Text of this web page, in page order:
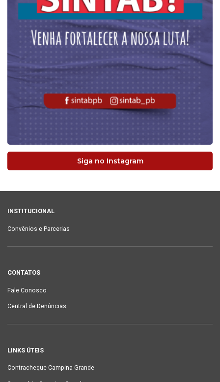
Siga no Instagram
INSTITUCIONAL
Convênios e Parcerias
CONTATOS
Fale Conosco
Central de Denúncias
LINKS ÚTEIS
Contracheque Campina Grande